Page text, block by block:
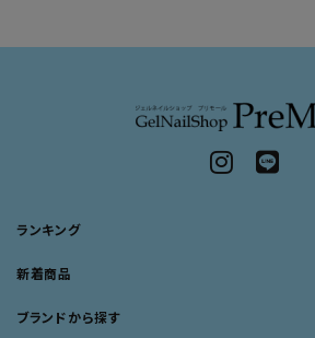
ランキング
新着商品
ブランドから探す